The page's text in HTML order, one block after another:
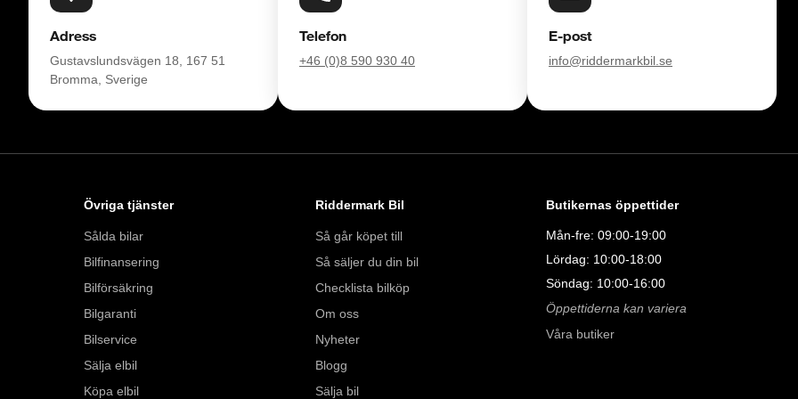
Måndag - Söndag: 08:00 - 24:00
Måndag - Fredag: 09:00 - 19:00
Välkomna!
Adress
Gustavslundsvägen 18, 167 51
Bromma, Sverige
Telefon
+46 (0)8 590 930 40
E-post
info@riddermarkbil.se
Övriga tjänster
Sålda bilar
Bilfinansering
Bilförsäkring
Bilgaranti
Bilservice
Sälja elbil
Köpa elbil
Riddermark Bil
Så går köpet till
Så säljer du din bil
Checklista bilköp
Om oss
Nyheter
Blogg
Sälja bil
Butikernas öppettider
Mån-fre: 09:00-19:00
Lördag: 10:00-18:00
Söndag: 10:00-16:00
Öppettiderna kan variera
Våra butiker